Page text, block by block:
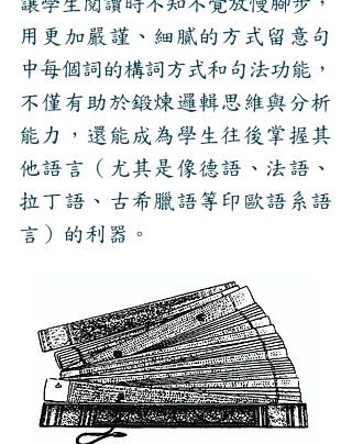
用更加嚴謹、細膩的方式留意句
中每個詞的構詞方式和句法功能，
不僅有助於鍛煉邏輯思維與分析
能力，還能成為學生往後掌握其
他語言（尤其是像德語、法語、
拉丁語、古希臘語等印歐語系語
言）的利器。